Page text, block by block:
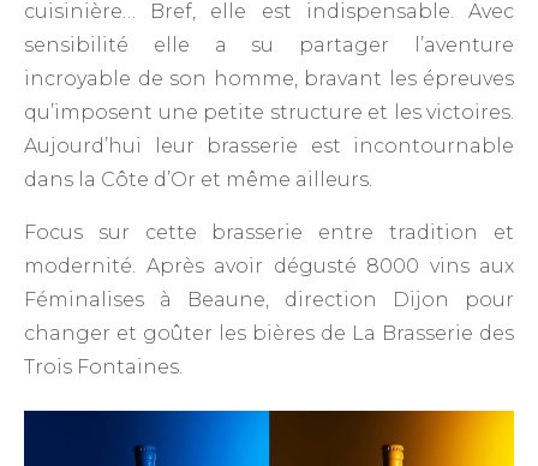
cuisinière… Bref, elle est indispensable. Avec
sensibilité elle a su partager l’aventure
incroyable de son homme, bravant les épreuves
qu’imposent une petite structure et les victoires.
Aujourd’hui leur brasserie est incontournable
dans la Côte d’Or et même ailleurs.
Focus sur cette brasserie entre tradition et
modernité. Après avoir dégusté 8000 vins aux
Féminalises à Beaune, direction Dijon pour
changer et goûter les bières de La Brasserie des
Trois Fontaines.